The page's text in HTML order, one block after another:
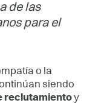
de las
para el
o la
siendo
reclutamientoy